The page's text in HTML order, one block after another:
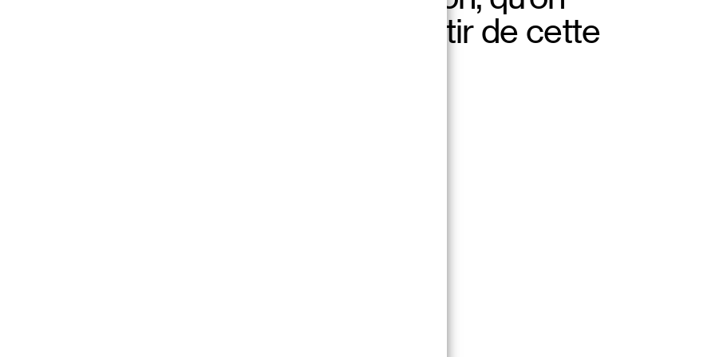
expérimente à partir de cette